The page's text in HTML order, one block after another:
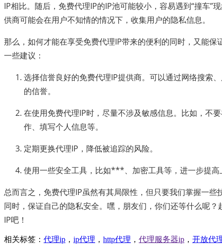
IP相比。随后，免费代理IP的IP池可能较小，容易遇到“撞车”
供商可能会在用户不知情的情况下，收集用户的隐私信息。
那么，如何才能在享受免费代理IP带来的便利的同时，又能保
一些建议：
选择信誉良好的免费代理IP提供商。可以通过网络搜索
的信誉。
在使用免费代理IP时，尽量不涉及敏感信息。比如，不
作、填写个人信息等。
定期更换代理IP，降低被追踪的风险。
使用一些安全工具，比如***、加密工具等，进一步提高
总而言之，免费代理IP虽然有其局限性，但只要我们掌握一些
同时，保证自己的隐私安全。嘿，朋友们，你们还等什么呢
IP吧！
相关标签： 代理ip ， ip代理 ， http代理 ， 代理服务器ip ， 开放代